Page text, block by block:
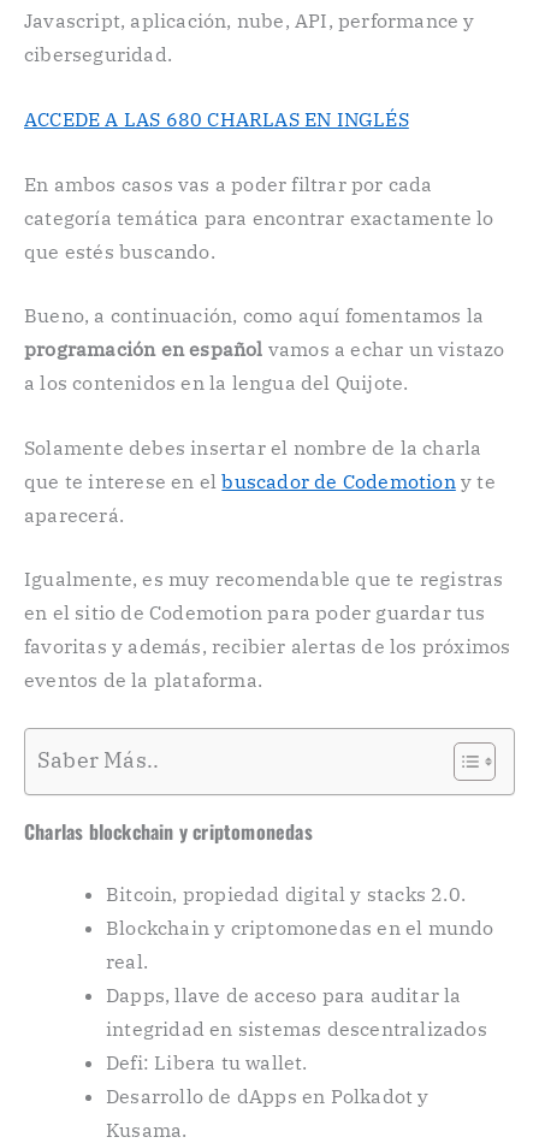
Javascript, aplicación, nube, API, performance y
ciberseguridad.
ACCEDE A LAS 680 CHARLAS EN INGLÉS
En ambos casos vas a poder filtrar por cada
categoría temática para encontrar exactamente lo
que estés buscando.
Bueno, a continuación, como aquí fomentamos la
programación en español vamos a echar un vistazo
a los contenidos en la lengua del Quijote.
Solamente debes insertar el nombre de la charla
que te interese en elbuscador de Codemotion y te
aparecerá.
Igualmente, es muy recomendable que te registras
en el sitio de Codemotion para poder guardar tus
favoritas y además, recibier alertas de los próximos
eventos de la plataforma.
Saber Más..
Charlas blockchain y criptomonedas
Bitcoin, propiedad digital y stacks 2.0.
Blockchain y criptomonedas en el mundo
real.
Dapps, llave de acceso para auditar la
integridad en sistemas descentralizados
Defi: Libera tu wallet.
Desarrollo de dApps en Polkadot y
Kusama.